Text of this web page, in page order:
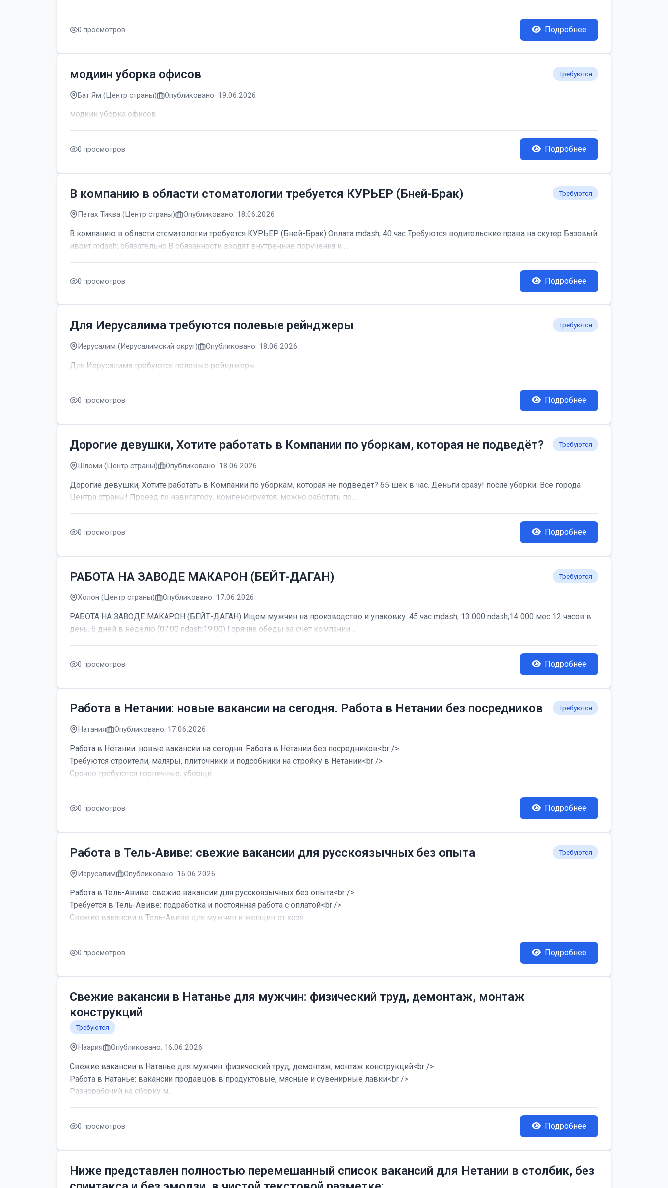
0 просмотров Подробнее
модиин уборка офисов Требуются
Бат Ям (Центр страны) Опубликовано: 19.06.2026
модиин уборка офисов
0 просмотров Подробнее
В компанию в области стоматологии требуется КУРЬЕР (Бней-Брак) Требуются
Петах Тиква (Центр страны) Опубликовано: 18.06.2026
В компанию в области стоматологии требуется КУРЬЕР (Бней-Брак) Оплата mdash; 40 час Требуются водительские права на скутер Базовый
иврит mdash; обязательно В обязанности входят внутренние поручения и ...
0 просмотров Подробнее
Для Иерусалима требуются полевые рейнджеры Требуются
Иерусалим (Иерусалимский округ) Опубликовано: 18.06.2026
Для Иерусалима требуются полевые рейнджеры
0 просмотров Подробнее
Дорогие девушки, Хотите работать в Компании по уборкам, которая не подведёт? Требуются
Шломи (Центр страны) Опубликовано: 18.06.2026
Дорогие девушки, Хотите работать в Компании по уборкам, которая не подведёт? 65 шек в час. Деньги сразу! после уборки. Все города
Центра страны! Проезд по навигатору, компенсируется. можно работать по...
0 просмотров Подробнее
РАБОТА НА ЗАВОДЕ МАКАРОН (БЕЙТ-ДАГАН) Требуются
Холон (Центр страны) Опубликовано: 17.06.2026
РАБОТА НА ЗАВОДЕ МАКАРОН (БЕЙТ-ДАГАН) Ищем мужчин на производство и упаковку. 45 час mdash; 13 000 ndash;14 000 мес 12 часов в
день, 6 дней в неделю (07:00 ndash;19:00) Горячие обеды за счёт компании ...
0 просмотров Подробнее
Работа в Нетании: новые вакансии на сегодня. Работа в Нетании без посредников Требуются
Натания Опубликовано: 17.06.2026
Работа в Нетании: новые вакансии на сегодня. Работа в Нетании без посредников<br />
Требуются строители, маляры, плиточники и подсобники на стройку в Нетании<br />
Срочно требуются горничные, уборщи...
0 просмотров Подробнее
Работа в Тель-Авиве: свежие вакансии для русскоязычных без опыта Требуются
Иерусалим Опубликовано: 16.06.2026
Работа в Тель-Авиве: свежие вакансии для русскоязычных без опыта<br />
Требуется в Тель-Авиве: подработка и постоянная работа с оплатой<br />
Свежие вакансии в Тель-Авиве для мужчин и женщин от хозя...
0 просмотров Подробнее
Свежие вакансии в Натанье для мужчин: физический труд, демонтаж, монтаж
конструкций
Требуются
Наария Опубликовано: 16.06.2026
Свежие вакансии в Натанье для мужчин: физический труд, демонтаж, монтаж конструкций<br />
Работа в Натанье: вакансии продавцов в продуктовые, мясные и сувенирные лавки<br />
Разнорабочий на сборку м...
0 просмотров Подробнее
Ниже представлен полностью перемешанный список вакансий для Нетании в столбик, без